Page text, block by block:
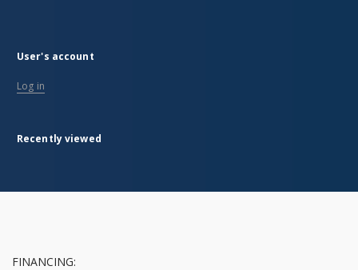
User's account
Log in
Recently viewed
FINANCING: